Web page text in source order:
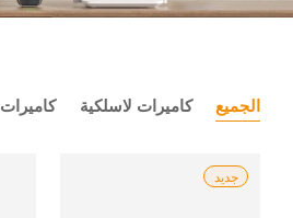
الجميع كاميرات لاسلكية كاميرات Wi-Fi داخلية
جديد